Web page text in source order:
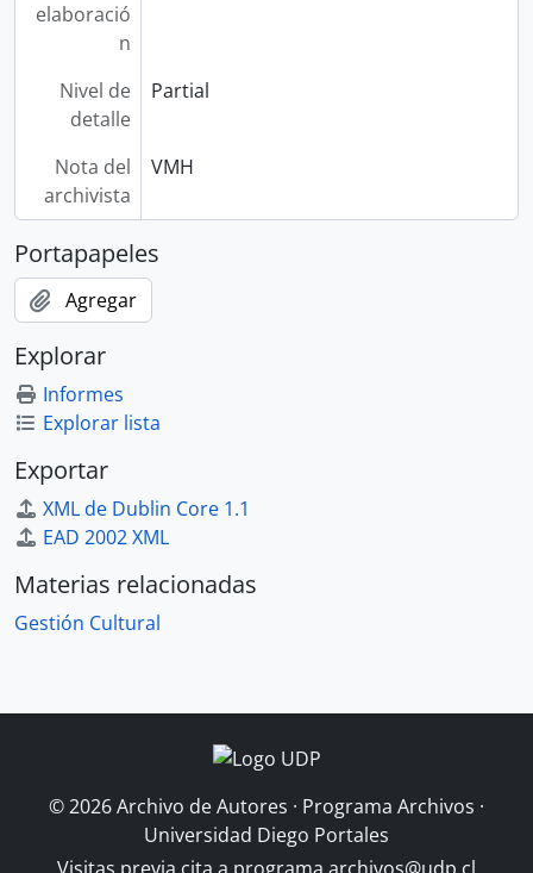
elaboració
n
Nivel de
detalle
Partial
Nota del
archivista
VMH
Portapapeles
Agregar
Explorar
Informes
Explorar lista
Exportar
XML de Dublin Core 1.1
EAD 2002 XML
Materias relacionadas
Gestión Cultural
© 2026 Archivo de Autores · Programa Archivos ·
Universidad Diego Portales